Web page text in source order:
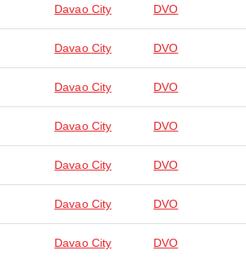
Davao City DVO
Davao City DVO
Davao City DVO
Davao City DVO
Davao City DVO
Davao City DVO
Davao City DVO